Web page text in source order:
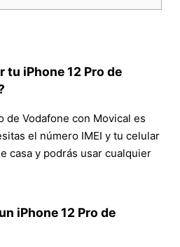
tu iPhone 12 Pro de
de Vodafone con Movical es
el número IMEI y tu celular
casa y podrás usar cualquier
iPhone 12 Pro de